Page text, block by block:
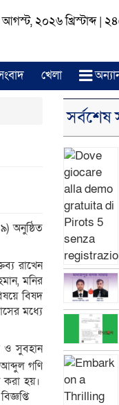
২০২৬ খ্রিস্টাব্দ|
খেলা
অনুষ্ঠিত
রাখেন
মনির
বিষদ
মধ্যে
ও সুবহান
গণি
হয়।
সর্বশেষ